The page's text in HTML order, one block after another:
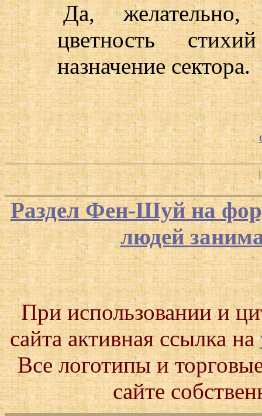
Да,
цветность
назначение сектора.
Раздел Фен-Шуй на
людей
При использовании и
сайта активная ссылка на
Все логотипы и
сайте